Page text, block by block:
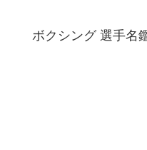
ボクシング 選手